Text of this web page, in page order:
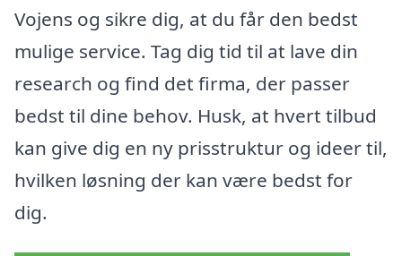
Vojens og sikre dig, at du får den bedst
mulige service. Tag dig tid til at lave din
research og find det firma, der passer
bedst til dine behov. Husk, at hvert tilbud
kan give dig en ny prisstruktur og ideer til,
hvilken løsning der kan være bedst for
dig.